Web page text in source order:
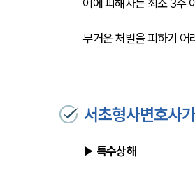
무거운 처벌을 피하기 어
서초형사변호사
▶ 특수상해